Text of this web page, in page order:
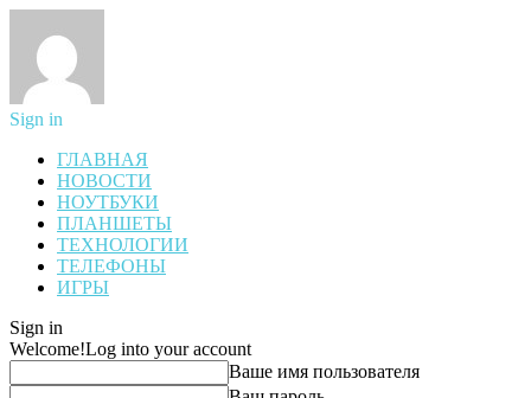
Sign in
ГЛАВНАЯ
НОВОСТИ
НОУТБУКИ
ПЛАНШЕТЫ
ТЕХНОЛОГИИ
ТЕЛЕФОНЫ
ИГРЫ
Sign in
Welcome!Log into your account
Ваше имя пользователя